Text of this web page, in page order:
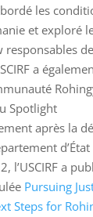
les
et exploré
a
Spotlight
après la
l’USCIRF a
Pursuing
Steps for